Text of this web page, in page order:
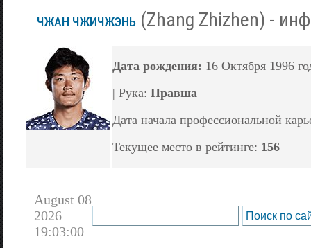
ЧЖАН ЧЖИЧЖЭНЬ (Zhang Zhizhen) -
Дата рождения: 16 Октября 1996
| Рука: Правша
Дата начала профессиональной
Текущее место в рейтинге: 156
August 08
2026
19:03:00